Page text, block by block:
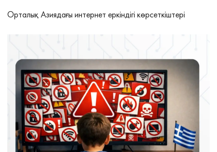
Орталық Азиядағы интернет еркіндігі көрсеткіштері